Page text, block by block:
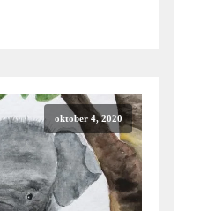
oktober 4, 2020